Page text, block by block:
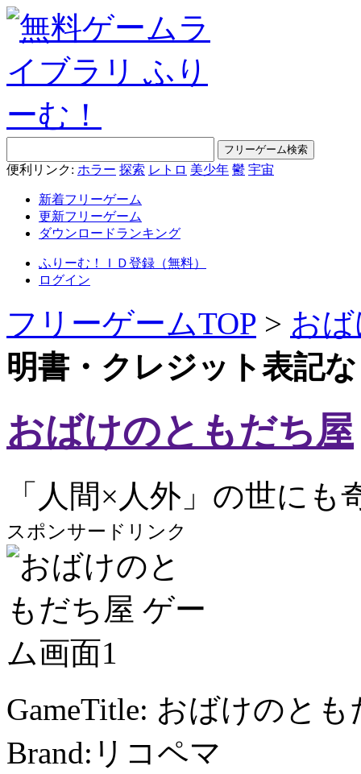
便利リンク: ホラー 探索 レトロ 美少年 鬱 宇宙
新着フリーゲーム
更新フリーゲーム
ダウンロードランキング
ふりーむ！ＩＤ登録（無料）
ログイン
フリーゲームTOP > お
明書・クレジット表記
おばけのともだち屋
「人間×人外」の世に
スポンサードリンク
GameTitle: おばけのと
Brand:リコペマ